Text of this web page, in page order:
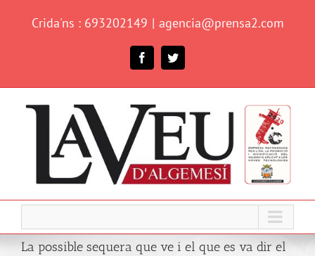
Crida'ns : 693202149 | agencia@prensa2.com
FacebookTwitter
La possible sequera que ve i el que es va dir el